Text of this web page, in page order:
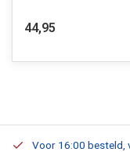
44,95
Voor 16:00 besteld,